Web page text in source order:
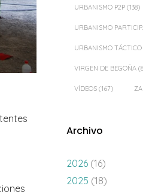
URBANISMO P2P (138)
URBANISMO
URBANISMO TÁCTICO
VIRGEN DE BEGOÑA
VÍDEOS (167)
Archivo
2026 (16)
2025 (18)